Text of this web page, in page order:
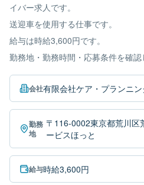
イバー求人です。
送迎車を使用する仕事です。
給与は時給3,600円です。
勤務地・勤務時間・応募条件を確認
会社有限会社ケア・プランニ
勤務
地
〒116-0002東京都荒川
ービスほっと
給与時給3,600円